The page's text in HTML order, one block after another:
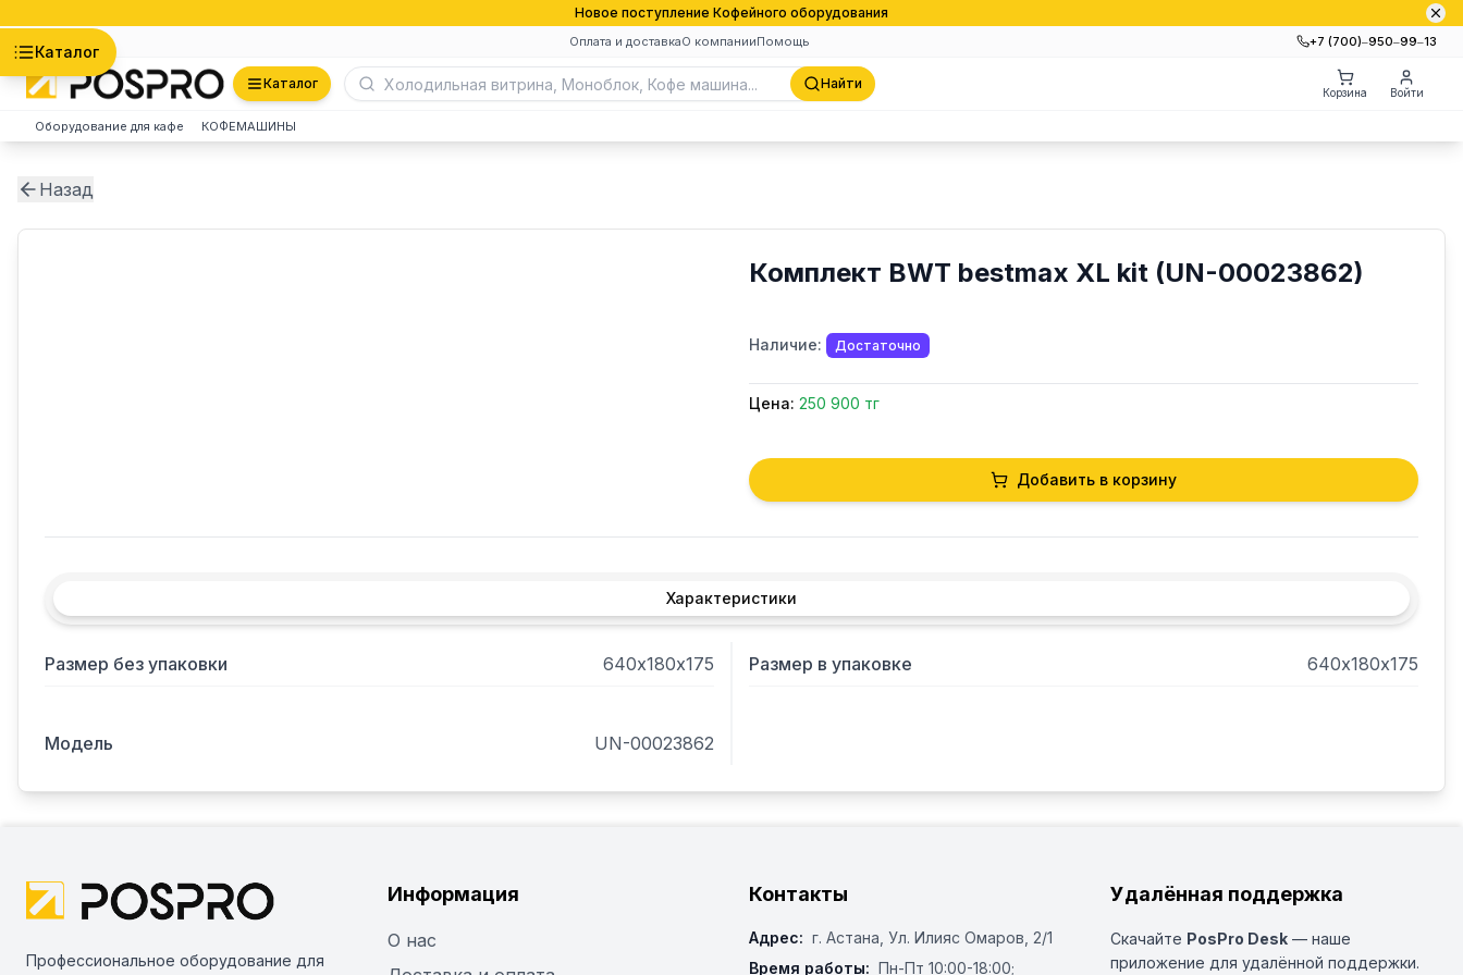
Новое поступление Кофейного оборудования
Оплата и доставкаО компанииПомощь +7 (700)‒950‒99‒13
Каталог
Каталог Найти
Корзина Войти
Оборудование для кафе КОФЕМАШИНЫ
Назад
Комплект BWT bestmax XL kit (UN-00023862)
Наличие: Достаточно
Цена: 250 900 тг
Добавить в корзину
Характеристики
Размер без упаковки 640х180х175 Размер в упаковке 640х180х175
Модель UN-00023862
Профессиональное оборудование для
Информация
О нас
Контакты
Адрес: г. Астана, ​Ул. Илияс Омаров, 2/1
Время работы: Пн-Пт 10:00-18:00;
Удалённая поддержка
Скачайте PosPro Desk — наше
приложение для удалённой поддержки.